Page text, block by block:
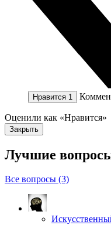
Нравится 1
Оценили как «Нравится»
Закрыть
Лучшие
Все вопросы (3)